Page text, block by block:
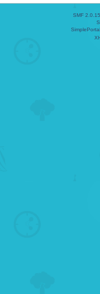
SMF 2.0.15